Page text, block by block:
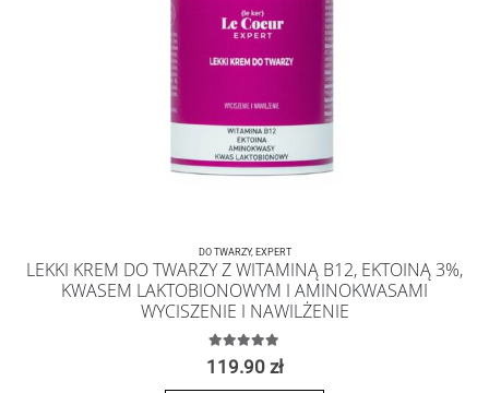
DO TWARZY, EXPERT
LEKKI KREM DO TWARZY Z WITAMINĄ B12, EKTOINĄ 3%,
KWASEM LAKTOBIONOWYM I AMINOKWASAMI
WYCISZENIE I NAWILŻENIE
5.00 z 5
119.90 zł